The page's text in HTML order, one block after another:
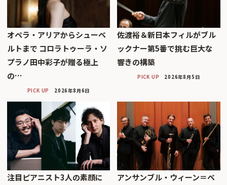
オペラ・アリアからシューベ
ルトまで コロラトゥーラ・ソ
プラノ田中彩子が贈る極上
の…
PICK UP 2026年8月6日
佐渡裕＆新日本フィルがブル
ックナー第5番で挑む巨大な
響きの構築
PICK UP 2026年8月5日
注目ピアニスト3人の素顔に
アンサンブル・ウィーン＝ベ